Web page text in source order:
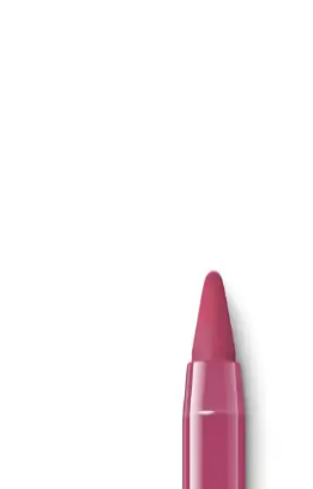
etkisiyle günlük kullanım için idealdir.
EDLIKE Saf Yağlardan
Sabunu Doğal ve Etkili Cilt
EDLIKE'in saf yağlar ve el yapımı